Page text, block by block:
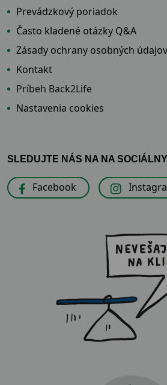
Prevádzkový poriadok
Často kladené otázky Q&A
Zásady ochrany osobných údajov
Kontakt
Príbeh Back2Life
Nastavenia cookies
SLEDUJTE NÁS NA NA
Facebook